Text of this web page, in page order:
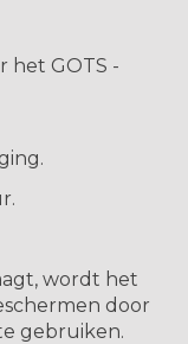
het GOTS -
wordt het
door
gebruiken.